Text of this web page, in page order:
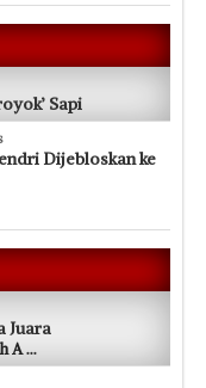
Sapi
Dijebloskan ke
Juara
A...